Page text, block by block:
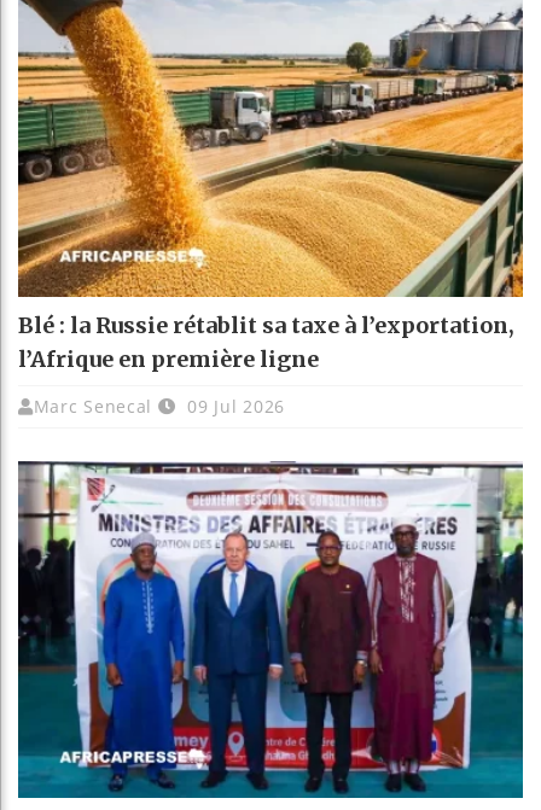
Blé : la Russie rétablit sa taxe à l’exportation,
l’Afrique en première ligne
Marc Senecal 09 Jul 2026